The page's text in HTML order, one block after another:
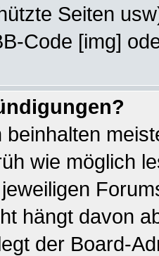
Seiten
Code [img]
beinhalten
wie möglich
hängt davon
der Board-